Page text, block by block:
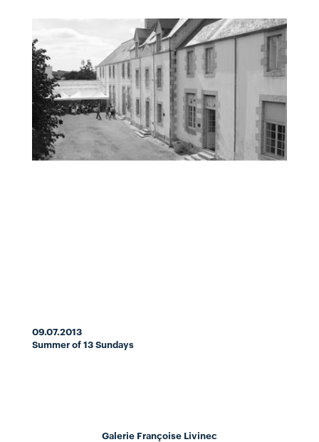
09.07.2013
Summer of 13 Sundays
Galerie Françoise Livinec